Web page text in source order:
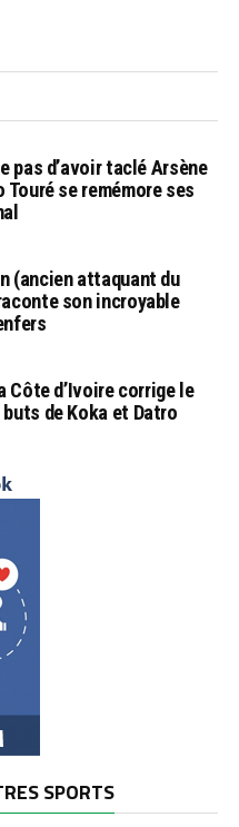
pas d’avoir taclé Arsène
Touré se remémore ses
(ancien attaquant du
son incroyable
Côte d’Ivoire corrige le
de Koka et Datro
SPORTS